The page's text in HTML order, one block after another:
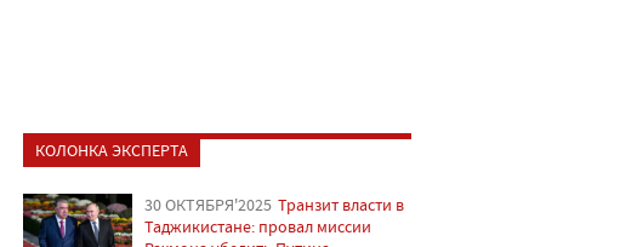
КОЛОНКА ЭКСПЕРТА
30 ОКТЯБРЯ'2025 Транзит власти в
Таджикистане: провал миссии